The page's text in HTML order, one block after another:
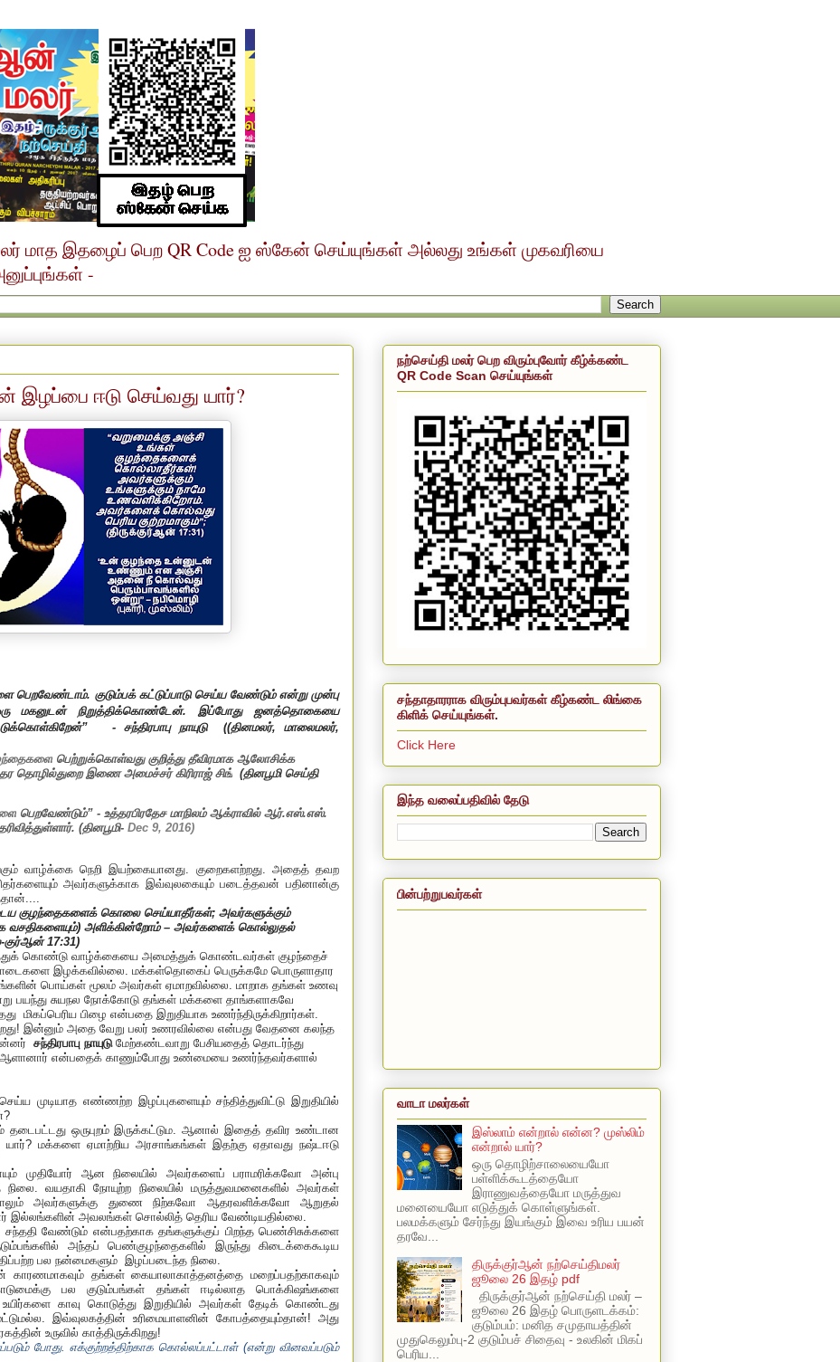
மாத இதழைப் பெற QR Code ஐ ஸ்கேன் செய்யுங்கள் அல்லது உங்கள் முகவரியை
-
இழப்பை ஈடு செய்வது யார்?
குடும்பக் கட்டுப்பாடு செய்ய வேண்டும் என்று முன்பு
மகனுடன் நிறுத்திக்கொண்டேன். இப்போது ஜனத்தொகையை
- சந்திரபாபு நாயுடு ((தினமலர்,மாலைமலர்,
பெற்றுக்கொள்வது குறித்து தீவிரமாக ஆலோசிக்க
தொழில்துறை இணை அமைச்சர் கிரிராஜ் சிங் (தினபூமி செய்தி
பெறவேண்டும்” - உத்தரபிரதேச மாநிலம் ஆக்ராவில் ஆர்.எஸ்.எஸ்.
(தினபூமி- Dec 9, 2016)
வாழ்க்கை நெறி இயற்கையானது. குறைகளற்றது. அதைத் தவற
அவர்களுக்காக இவ்வுலகையும் படைத்தவன் பதினான்கு
குழந்தைகளைக் கொலை செய்யாதீர்கள்; அவர்களுக்கும்
அளிக்கின்றோம் – அவர்களைக் கொல்லுதல்
குர்ஆன் 17:31)
கொண்டு வாழ்க்கையை அமைத்துக் கொண்டவர்கள் குழந்தைச்
இழக்கவில்லை. மக்கள்தொகைப் பெருக்கமே பொருளாதார
பொய்கள் மூலம் அவர்கள் ஏமாறவில்லை. மாறாக தங்கள் உணவு
பயந்து சுயநல நோக்கோடு தங்கள் மக்களை தாங்களாகவே
மிகப்பெரிய பிழை என்பதை இறுதியாக உணர்ந்திருக்கிறார்கள்.
இன்னும் அதை வேறு பலர் உணரவில்லை என்பது வேதனை கலந்த
சந்திரபாபு நாயுடு மேற்கண்டவாறு பேசியதைத் தொடர்ந்து
ஆளானார் என்பதைக் காணும்போது உண்மையை உணர்ந்தவர்களால்
முடியாத எண்ணற்ற இழப்புகளையும் சந்தித்துவிட்டு இறுதியில்
?
ஒருபுறம் இருக்கட்டும. ஆனால் இதைத் தவிர உண்டான
யார்? மக்களை ஏமாற்றிய அரசாங்கங்கள் இதற்கு ஏதாவது நஷ்டஈடு
முதியோர் ஆன நிலையில் அவர்களைப் பராமரிக்கவோ அன்பு
வயதாகி நோயுற்ற நிலையில் மருத்துவமனைகளில் அவர்கள்
அவர்களுக்கு துணை நிற்கவோ ஆதரவளிக்கவோ ஆறுதல்
இல்லங்களின் அவலங்கள் சொல்லித் தெரிய வேண்டியதில்லை.
வேண்டும் என்பதற்காக தங்களுக்குப் பிறந்த பெண்சிசுக்களை
அந்தப் பெண்குழந்தைகளில் இருந்து கிடைக்கைகூடிய
பல நன்மைகளும் இழப்படைந்த நிலை.
காரணமாகவும் தங்கள் கையாலாகாத்தனத்தை மறைப்பதற்காகவும்
பல குடும்பங்கள் தங்கள் ஈடில்லாத பொக்கிஷங்களை
காவு கொடுத்து இறுதியில் அவர்கள் தேடிக் கொண்டது
இவ்வுலகத்தின் உரிமையாளனின் கோபத்தையும்தான்! அது
உருவில் காத்திருக்கிறது!
போது. எக்குற்றத்திற்காக கொல்லப்பட்டாள் (என்று வினவப்படும்
நற்செய்தி மலர் பெற விரும்புவோர் கீழ்க்கண்ட
QR Code Scan செய்யுங்கள்
சந்தாதாரராக விரும்புபவர்கள் கீழ்கண்ட லிங்கை
கிளிக் செய்யுங்கள்.
Click Here
இந்த வலைப்பதிவில் தேடு
பின்பற்றுபவர்கள்
வாடா மலர்கள்
இஸ்லாம் என்றால் என்ன? முஸ்லிம்
என்றால் யார்?
ஒரு தொழிற்சாலையையோ
பள்ளிக்கூடத்தையோ
இராணுவத்தையோ மருத்துவ
மனையையோ எடுத்துக் கொள்ளுங்கள்.
பலமக்களும் சேர்ந்து இயங்கும் இவை உரிய பயன்
தரவே...
திருக்குர்ஆன் நற்செய்திமலர்
ஜூலை 26 இதழ் pdf
திருக்குர்ஆன் நற்செய்தி மலர் –
ஜூலை 26 இதழ் பொருளடக்கம்:
குடும்பம்: மனித சமுதாயத்தின்
முதுகெலும்பு-2 குடும்பச் சிதைவு - உலகின் மிகப்
பெரிய...